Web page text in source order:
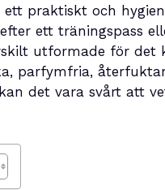
praktiskt och
ett träningspass
utformade för
parfymfria,
det vara svårt att